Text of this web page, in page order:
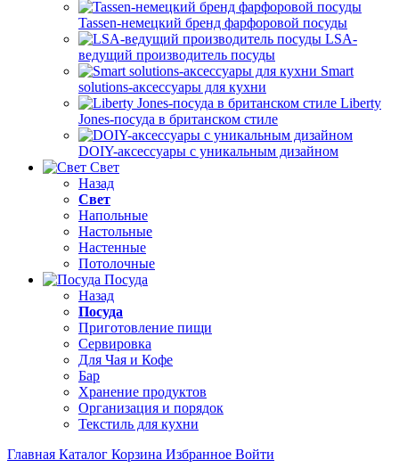
Tassen-немецкий бренд фарфоровой посуды
LSA-
ведущий производитель посуды
Smart
solutions-аксессуары для кухни
Liberty
Jones-посуда в британском стиле
DOIY-аксессуары с уникальным дизайном
Свет
Назад
Свет
Напольные
Настольные
Настенные
Потолочные
Посуда
Назад
Посуда
Приготовление пищи
Сервировка
Для Чая и Кофе
Бар
Хранение продуктов
Организация и порядок
Текстиль для кухни
Главная Каталог Корзина Избранное Войти